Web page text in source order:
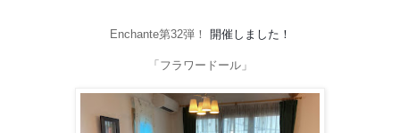
Enchante第32弾！ 開催しました！
「フラワードール」